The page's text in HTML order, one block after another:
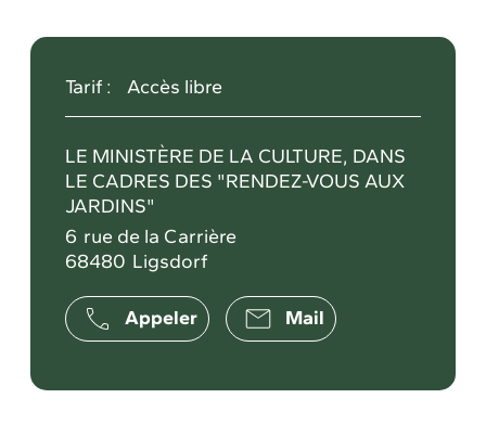
Tarif : Accès libre
LE MINISTÈRE DE LA CULTURE, DANS
LE CADRES DES "RENDEZ-VOUS AUX
JARDINS"
6 rue de la Carrière
68480 Ligsdorf
Appeler Mail